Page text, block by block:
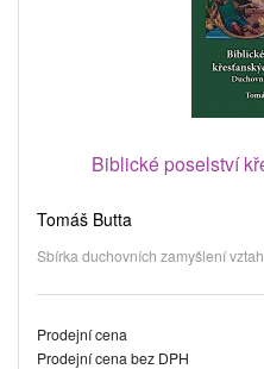
Biblické poselství
Tomáš Butta
Sbírka duchovních zamyšlení
Prodejní cena
Prodejní cena bez DPH